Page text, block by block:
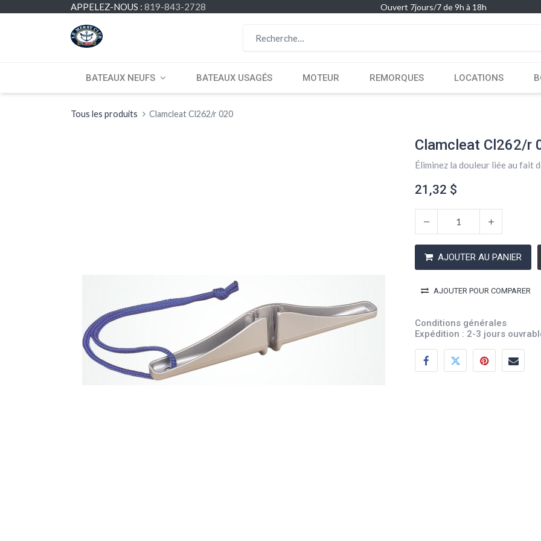
APPELEZ-NOUS : 819-843-2728 Ouvert 7jours/7 de 9h à 18h
BATEAUX NEUFS BATEAUX USAGÉS MOTEUR REMORQUES LOCATIONS
Tous les produits Clamcleat Cl262/r 020
Clamcleat Cl262/r
Éliminez la douleur liée au fait
21,32 $
AJOUTER AU PANIER
AJOUTER POUR COMPARER
Conditions générales
Expédition : 2-3 jours